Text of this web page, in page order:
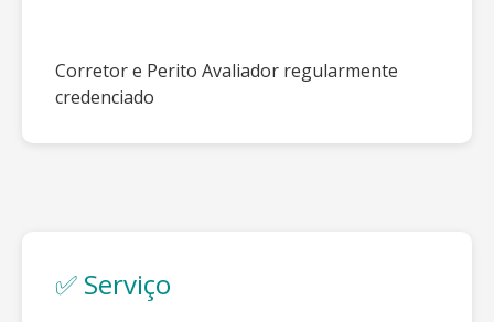
Corretor e Perito Avaliador regularmente
credenciado
✅ Serviço